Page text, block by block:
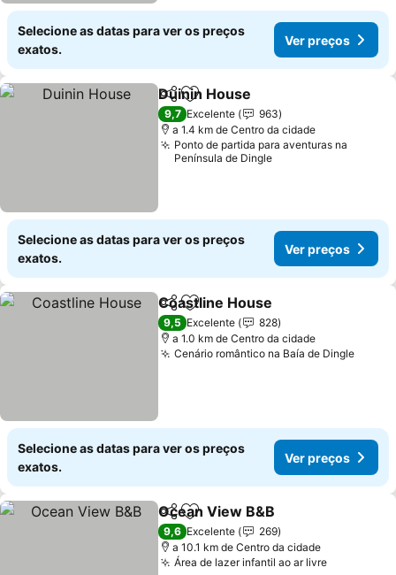
Selecione as datas para ver os preços
exatos.
Ver preços
PartilharAdicionar aos favoritos
Duinin House
9,7 Excelente
963
a 1.4 km de Centro da cidade
Ponto de partida para aventuras na
Península de Dingle
Selecione as datas para ver os preços
exatos.
Ver preços
PartilharAdicionar aos favoritos
Coastline House
9,5 Excelente
828
a 1.0 km de Centro da cidade
Cenário romântico na Baía de DingleVer
Selecione as datas para ver os preços
exatos.
Ver preços
PartilharAdicionar aos favoritos
Ocean View B&B
9,6 Excelente
269
a 10.1 km de Centro da cidade
Área de lazer infantil ao ar livreVer